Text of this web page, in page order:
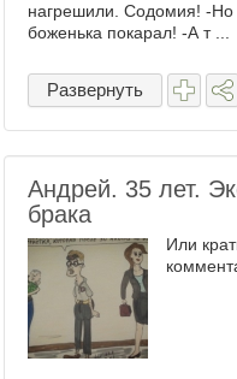
нагрешили. Содомия! -Но
боженька покарал! -А т ...
Развернуть
Андрей. 35 лет.
брака
Или